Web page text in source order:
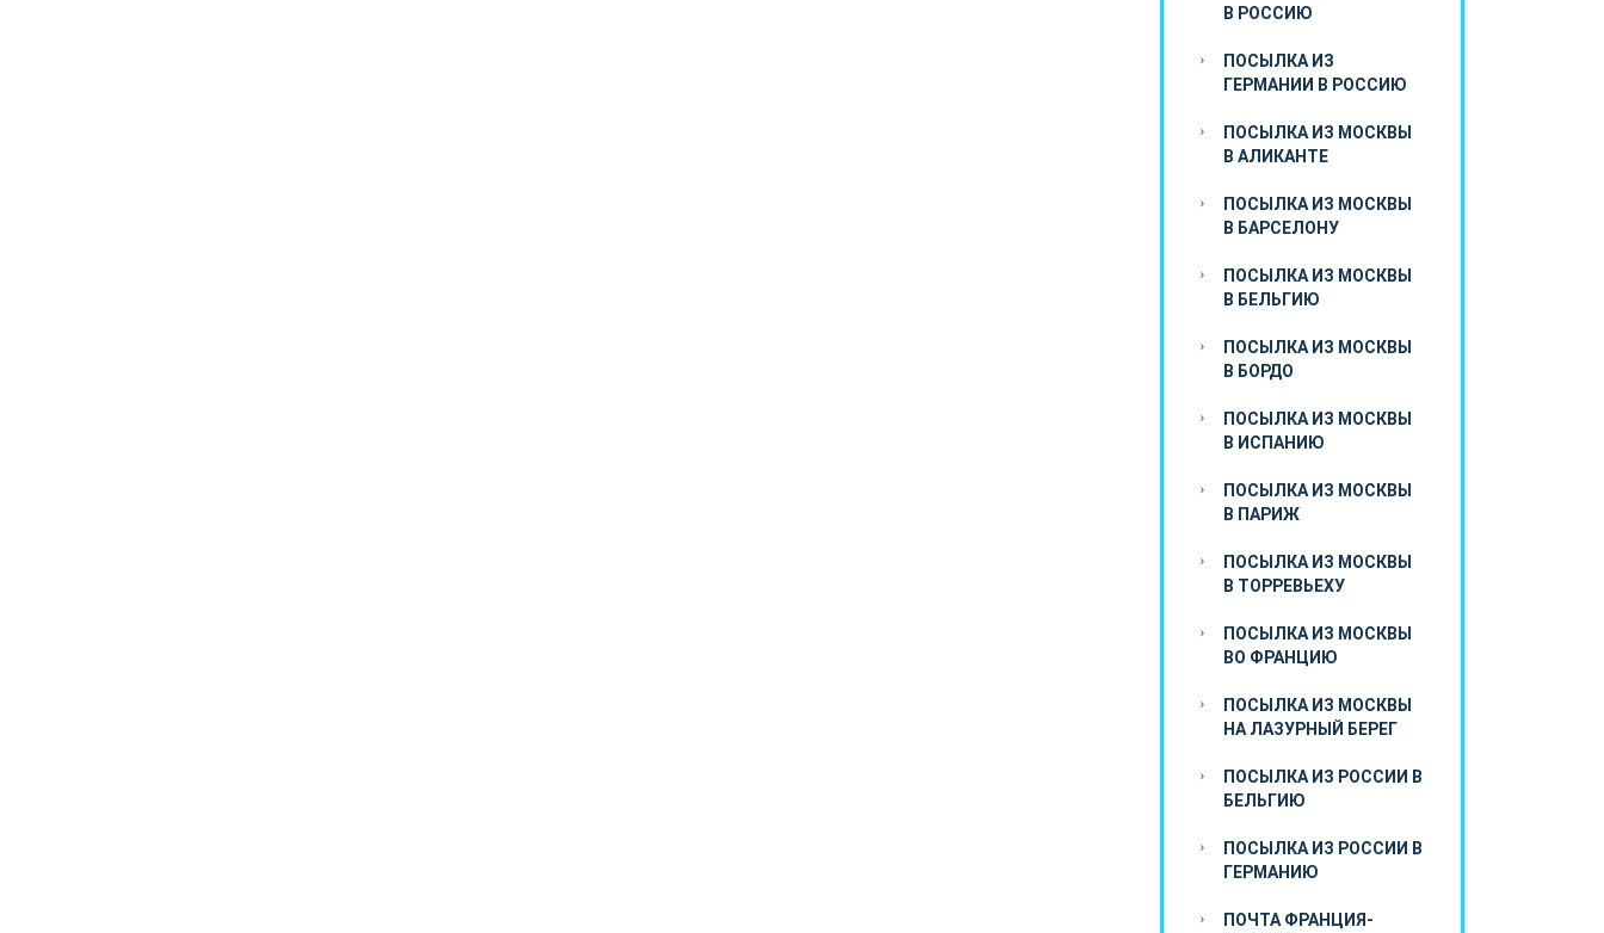
В РОССИЮ
ПОСЫЛКА ИЗ
ГЕРМАНИИ В РОССИЮ
ПОСЫЛКА ИЗ МОСКВЫ
В АЛИКАНТЕ
ПОСЫЛКА ИЗ МОСКВЫ
В БАРСЕЛОНУ
ПОСЫЛКА ИЗ МОСКВЫ
В БЕЛЬГИЮ
ПОСЫЛКА ИЗ МОСКВЫ
В БОРДО
ПОСЫЛКА ИЗ МОСКВЫ
В ИСПАНИЮ
ПОСЫЛКА ИЗ МОСКВЫ
В ПАРИЖ
ПОСЫЛКА ИЗ МОСКВЫ
В ТОРРЕВЬЕХУ
ПОСЫЛКА ИЗ МОСКВЫ
ВО ФРАНЦИЮ
ПОСЫЛКА ИЗ МОСКВЫ
НА ЛАЗУРНЫЙ БЕРЕГ
ПОСЫЛКА ИЗ РОССИИ В
БЕЛЬГИЮ
ПОСЫЛКА ИЗ РОССИИ В
ГЕРМАНИЮ
ПОЧТА ФРАНЦИЯ-